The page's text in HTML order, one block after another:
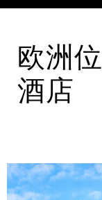
欧洲
酒店